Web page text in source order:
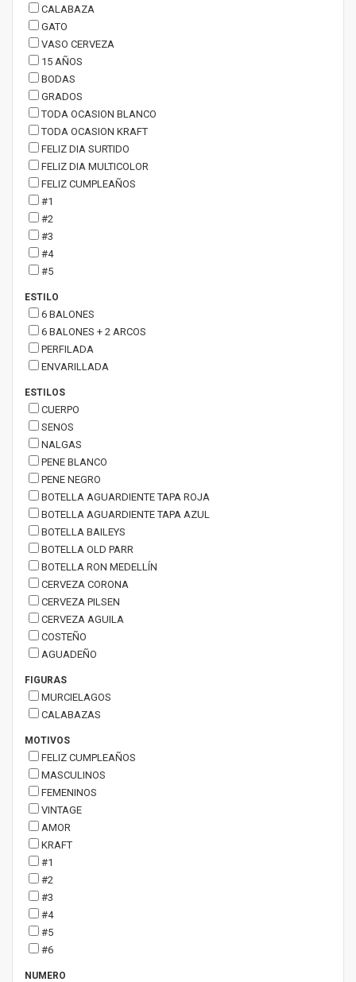
CALABAZA
GATO
VASO CERVEZA
15 AÑOS
BODAS
GRADOS
TODA OCASION BLANCO
TODA OCASION KRAFT
FELIZ DIA SURTIDO
FELIZ DIA MULTICOLOR
FELIZ CUMPLEAÑOS
#1
#2
#3
#4
#5
ESTILO
6 BALONES
6 BALONES + 2 ARCOS
PERFILADA
ENVARILLADA
ESTILOS
CUERPO
SENOS
NALGAS
PENE BLANCO
PENE NEGRO
BOTELLA AGUARDIENTE TAPA ROJA
BOTELLA AGUARDIENTE TAPA AZUL
BOTELLA BAILEYS
BOTELLA OLD PARR
BOTELLA RON MEDELLÍN
CERVEZA CORONA
CERVEZA PILSEN
CERVEZA AGUILA
COSTEÑO
AGUADEÑO
FIGURAS
MURCIELAGOS
CALABAZAS
MOTIVOS
FELIZ CUMPLEAÑOS
MASCULINOS
FEMENINOS
VINTAGE
AMOR
KRAFT
#1
#2
#3
#4
#5
#6
NUMERO